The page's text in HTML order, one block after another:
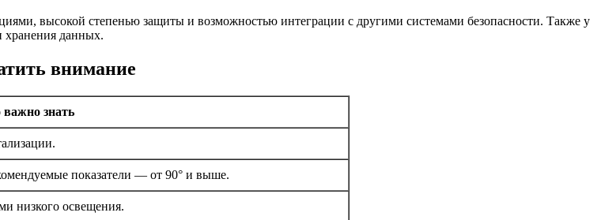
высокой степенью защиты и возможностью интеграции с другими системами безопасности. Также у
данных.
внимание
важно знать
показатели — от 90° и выше.
низкого освещения.